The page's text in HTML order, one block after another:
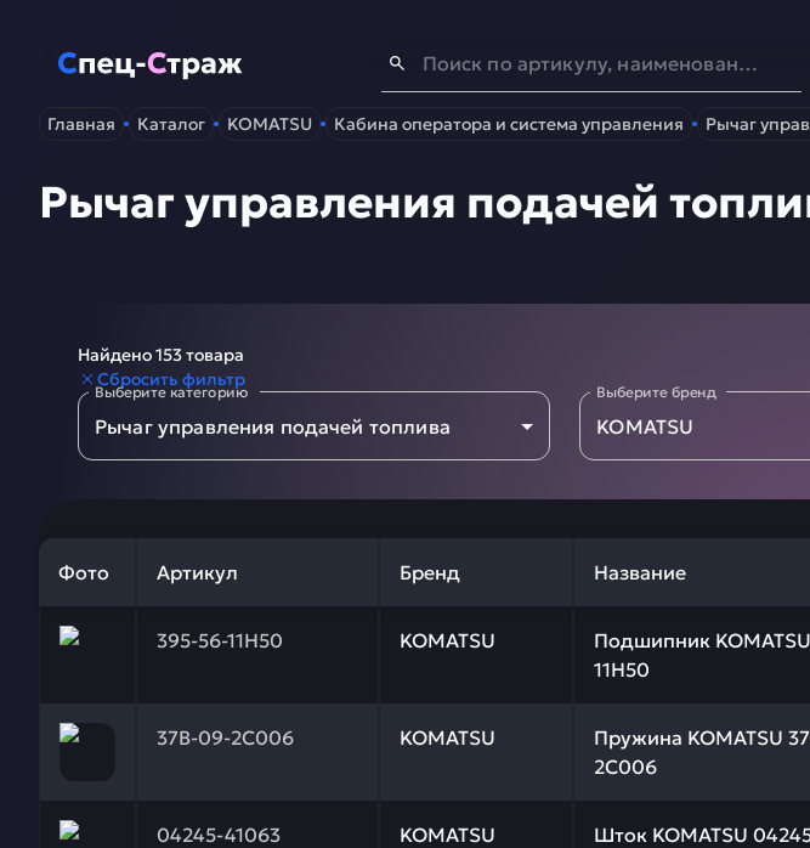
Спец-Страж - Запчасти для спецтехники
Главная Каталог KOMATSU Кабина оператора и система управления Рычаг
Рычаг управления подачей
Найдено 153 товара
Сбросить фильтр
Выберите категорию
Рычаг управления подачей топлива
Выберите бренд
KOMATSU
Фото Артикул Бренд Название
395-56-11Н50 KOMATSU
Подшипник
11Н50
Заказывая запчасти у нас, вы получаете гарантию качества и
37В-09-2С006 KOMATSU
Пружина KOMATSU
2С006
Заказывая запчасти у нас, вы получаете гарантию качества и
04245-41063 KOMATSU Шток KOMATSU
Заказывая запчасти у нас, вы получаете гарантию качества и
2
4